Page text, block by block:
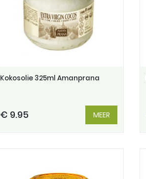
Kokosolie 325ml Amanprana
€ 9.95 MEER